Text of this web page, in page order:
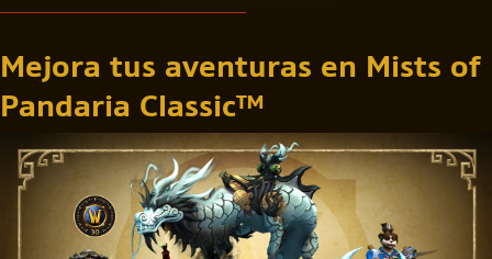
Mejora tus aventuras en Mists of
Pandaria Classic™